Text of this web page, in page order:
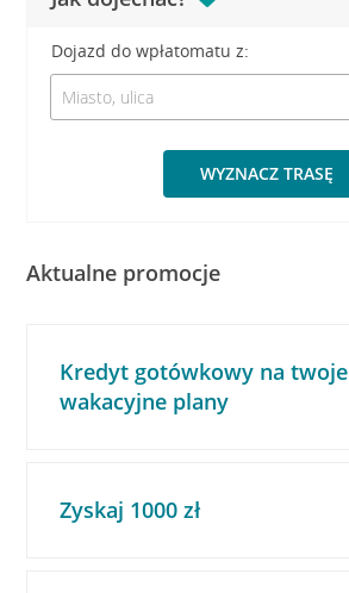
Dojazd do wpłatomatu z:
WYZNACZ TRASĘ
Aktualne promocje
Kredyt gotówkowy na twoje
wakacyjne plany
Zyskaj 1000 zł